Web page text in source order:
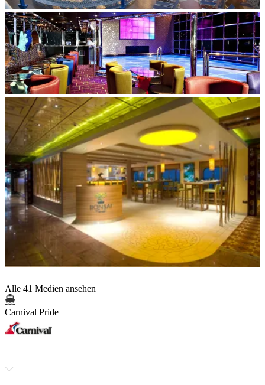
Alle 41 Medien ansehen
Carnival Pride